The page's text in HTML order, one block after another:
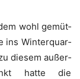
wohl gemüt­
ins Win­ter­quar­
die­sem außer­
hat­te die